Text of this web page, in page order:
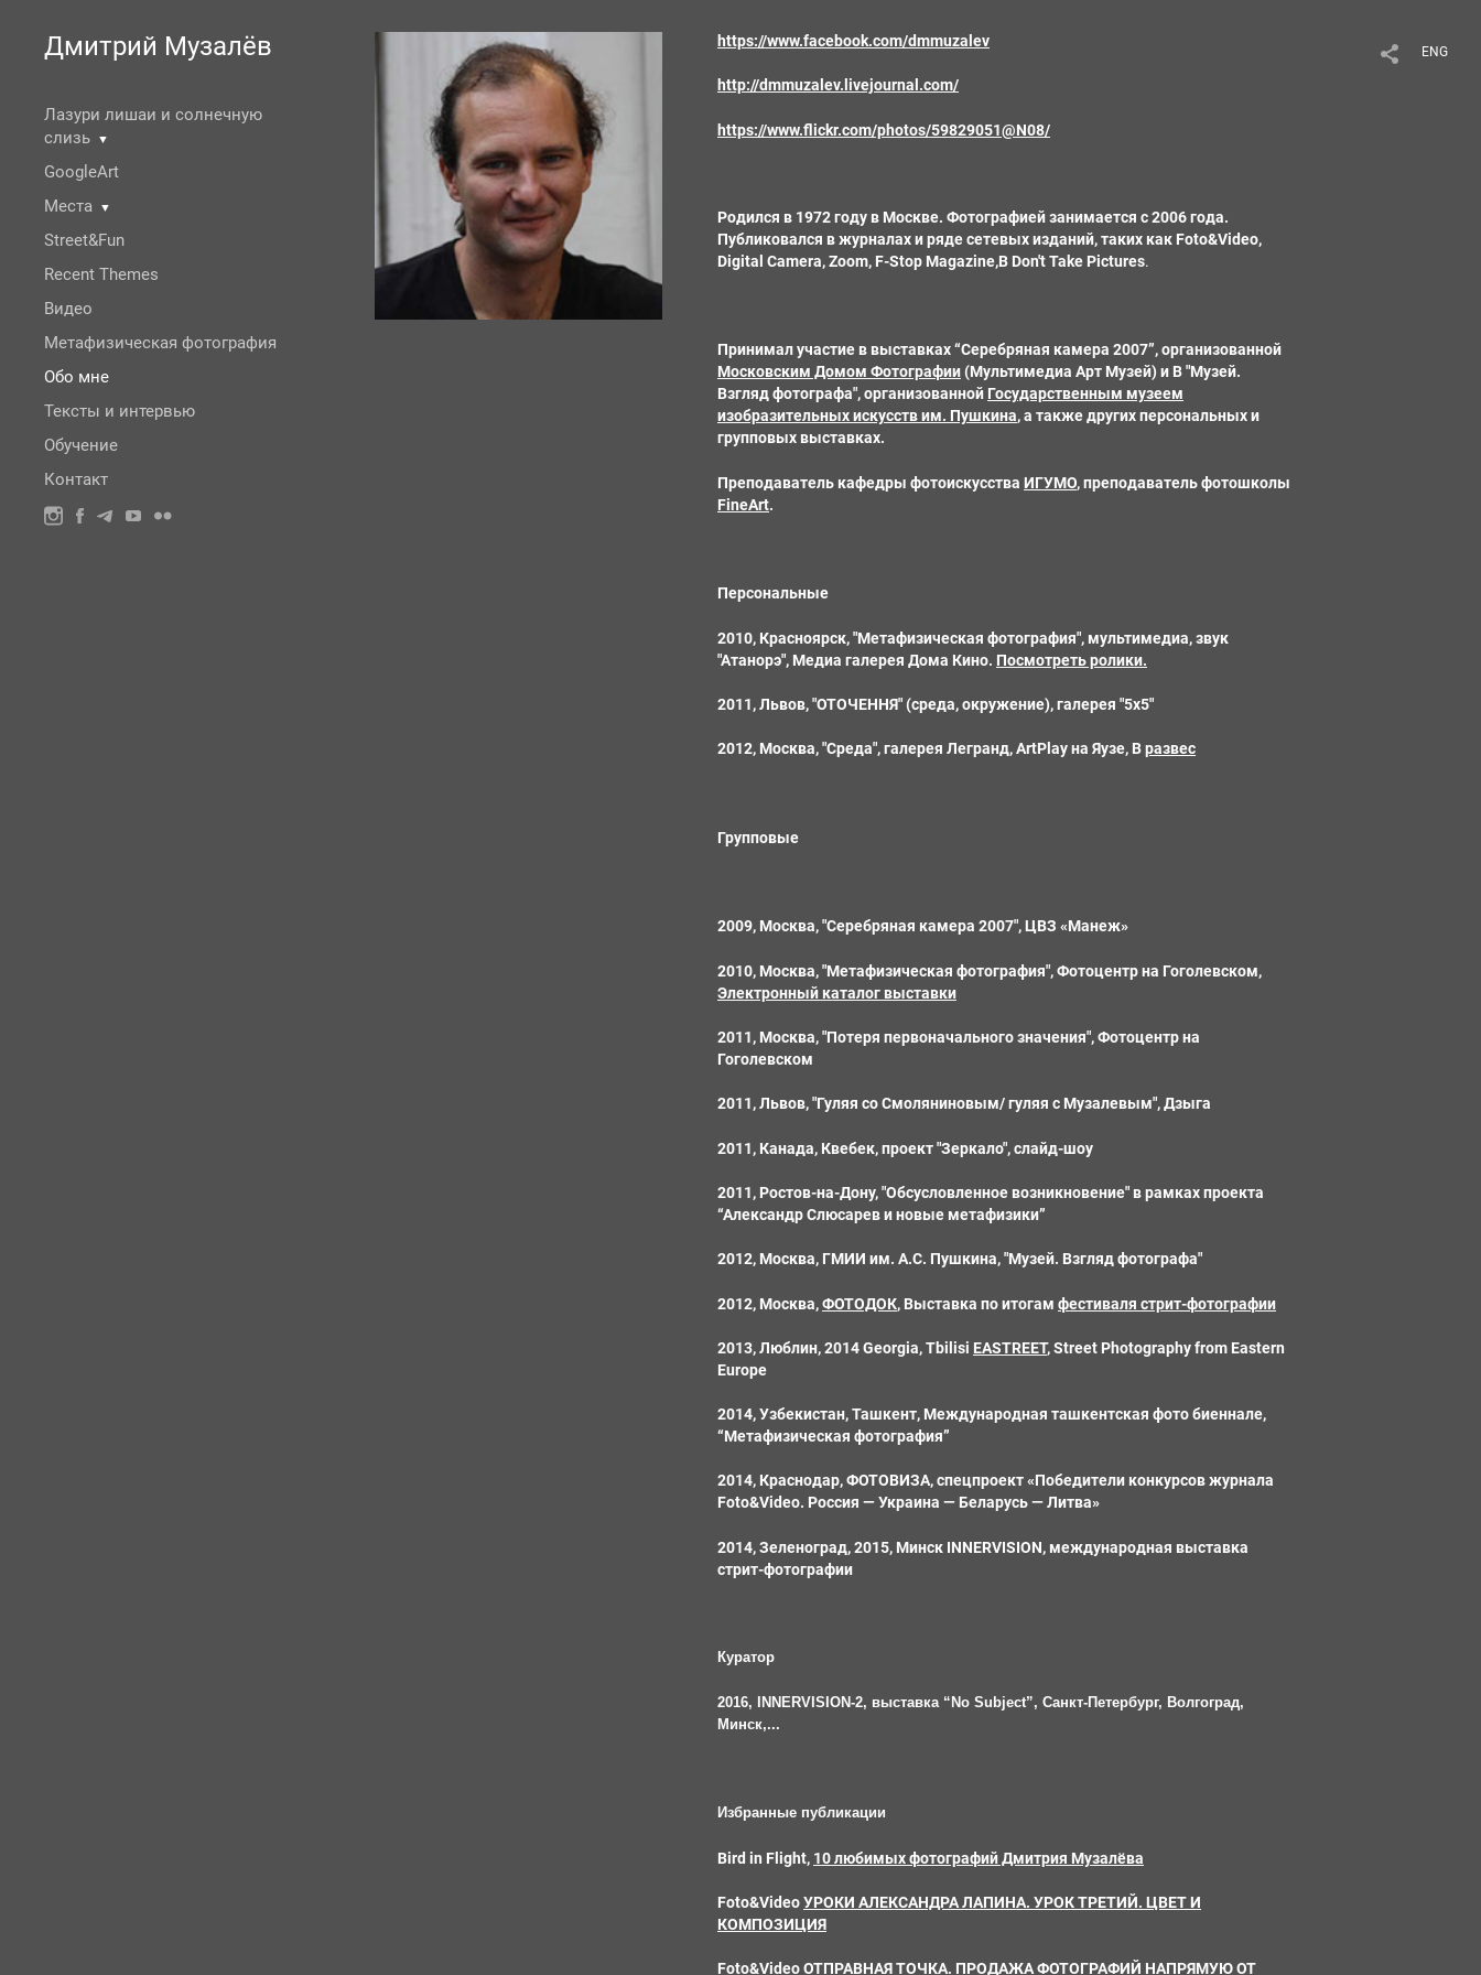
Дмитрий Музалёв
Лазури лишаи и солнечную
слизь
▼
GoogleArt
Места
▼
Street&Fun
Recent Themes
Видео
Метафизическая фотография
Обо мне
Тексты и интервью
Обучение
Контакт
ENG
https://www.facebook.com/dmmuzalev
http://dmmuzalev.livejournal.com/
https://www.flickr.com/photos/59829051@N08/
Родился в 1972 году в Москве. Фотографией занимается с 2006 года.
Публиковался в журналах и ряде сетевых изданий, таких как Foto&Video,
Digital Camera, Zoom, F-Stop Magazine,В Don't Take Pictures.
Принимал участие в выставках “Серебряная камера 2007”, организованной
Московским Домом Фотографии (Мультимедиа Арт Музей) и В "Музей.
Взгляд фотографа", организованной Государственным музеем
изобразительных искусств им. Пушкина, а также других персональных и
групповых выставках.
Преподаватель кафедры фотоискусства ИГУМО, преподаватель фотошколы
FineArt.
Персональные
2010, Красноярск, "Метафизическая фотография", мультимедиа, звук
"Атанорэ", Медиа галерея Дома Кино. Посмотреть ролики.
2011, Львов, "ОТОЧЕННЯ" (среда, окружение), галерея "5х5"
2012, Москва, "Среда", галерея Легранд, ArtPlay на Яузе, Вразвес
Групповые
2009, Москва, "Серебряная камера 2007", ЦВЗ «Манеж»
2010, Москва, "Метафизическая фотография", Фотоцентр на Гоголевском,
Электронный каталог выставки
2011, Москва, "Потеря первоначального значения", Фотоцентр на
Гоголевском
2011, Львов, "Гуляя со Смоляниновым/ гуляя с Музалевым", Дзыга
2011, Канада, Квебек, проект "Зеркало", слайд-шоу
2011, Ростов-на-Дону, "Обсусловленное возникновение" в рамках проекта
“Александр Слюсарев и новые метафизики”
2012, Москва, ГМИИ им. А.С. Пушкина, "Музей. Взгляд фотографа"
2012, Москва,ФОТОДОК, Выставка по итогам фестиваля стрит-фотографии
2013,Люблин, 2014 Georgia, Tbilisi EASTREET, Street Photography from Eastern
Europe
2014, Узбекистан, Ташкент, Международная ташкентская фото биеннале,
“Метафизическая фотография”
2014, Краснодар, ФОТОВИЗА, спецпроект «Победители конкурсов журнала
Foto&Video. Россия — Украина — Беларусь — Литва»
2014, Зеленоград, 2015, Минск INNERVISION, международная выставка
стрит-фотографии
Куратор
2016, INNERVISION-2, выставка “No Subject”, Санкт-Петербург, Волгоград,
Минск,...
Избранные публикации
Bird in Flight, 10 любимых фотографий Дмитрия Музалёва
Foto&VideoУРОКИ АЛЕКСАНДРА ЛАПИНА. УРОК ТРЕТИЙ. ЦВЕТ И
КОМПОЗИЦИЯ
Foto&VideoОТПРАВНАЯ ТОЧКА. ПРОДАЖА ФОТОГРАФИЙ НАПРЯМУЮ ОТ